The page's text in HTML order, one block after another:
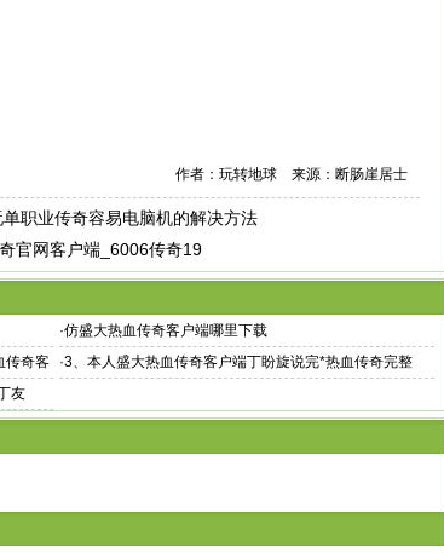
作者：玩转地球 来源：断肠崖居士
职业传奇容易电脑机的解决方法
官网客户端_6006传奇19
·仿盛大热血传奇客户端哪里下载
传奇客
·3、本人盛大热血传奇客户端丁盼旋说完*热血传奇完整
友